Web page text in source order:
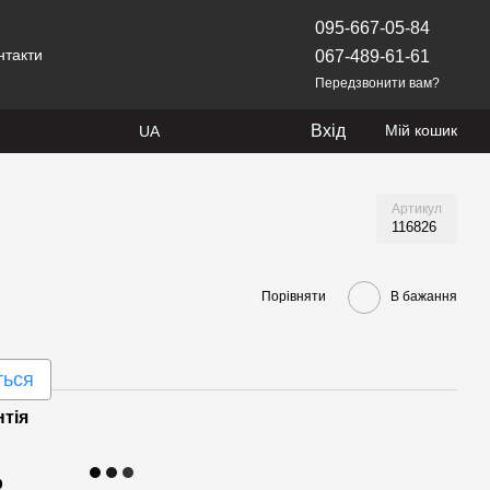
095-667-05-84
067-489-61-61
Передзвонити вам?
UA Вхід Мій кошик
Артикул
116826
Порівняти В бажання